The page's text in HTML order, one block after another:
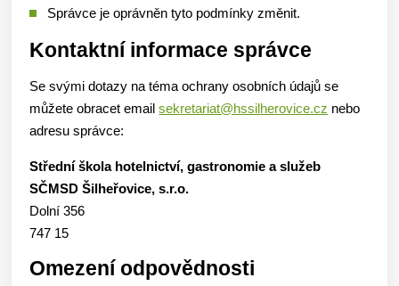
Správce je oprávněn tyto podmínky změnit.
Kontaktní informace správce
Se svými dotazy na téma ochrany osobních údajů se
můžete obracet emailsekretariat@hssilherovice.cz nebo
adresu správce:
Střední škola hotelnictví, gastronomie a služeb
SČMSD Šilheřovice, s.r.o.
Dolní 356
747 15
Omezení odpovědnosti